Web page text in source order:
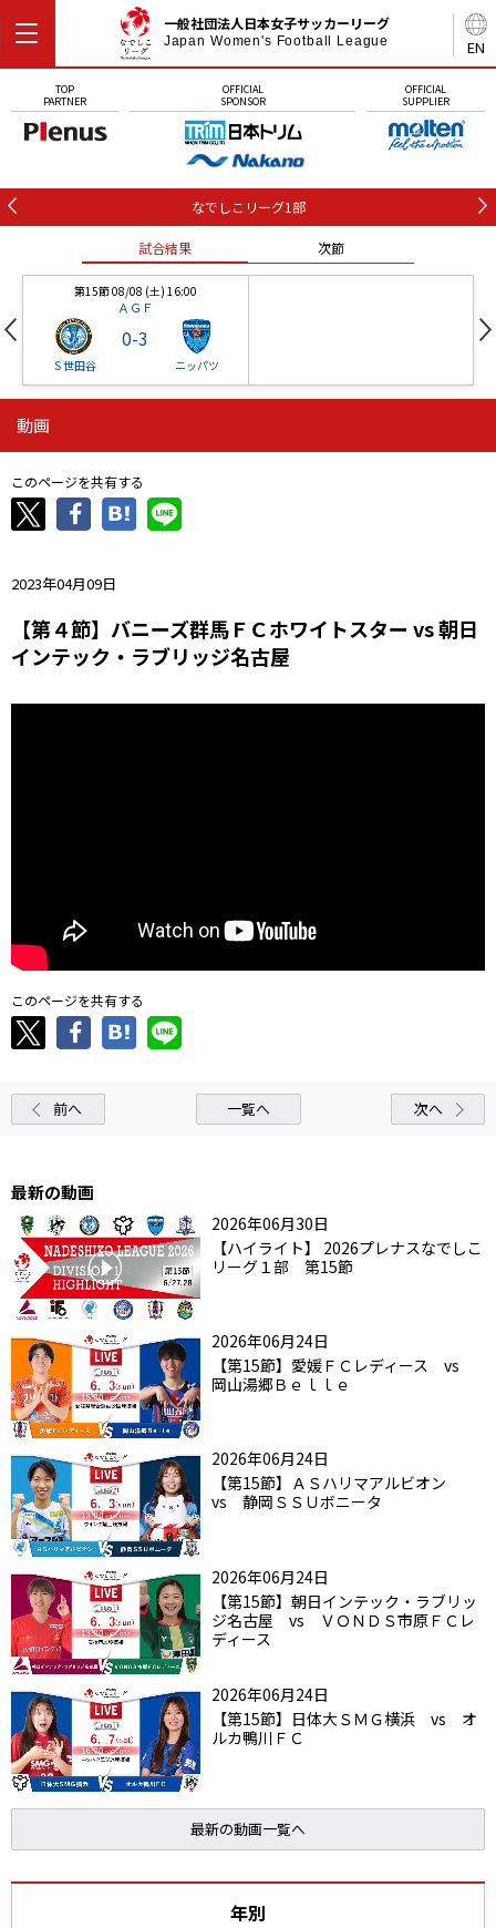
EN
一般社団法人日本女子サッカーリーグ
Japan Women's Football League
TOP
PARTNER
OFFICIAL
SPONSOR
OFFICIAL
SUPPLIER
なでしこリーグ1部
試合結果 次節
第15節 08/08 (土) 16:00
ＡＧＦ
Ｓ世田谷
0-3
ニッパツ
ニッパツ
ニッパツ
-
石人の星
動画
このページを共有する
2023年04月09日
【第４節】バニーズ群馬ＦＣホワイトスター vs 朝日
インテック・ラブリッジ名古屋
このページを共有する
前へ 一覧へ 次へ
最新の動画
2026年06月30日
【ハイライト】 2026プレナスなでしこ
リーグ１部 第15節
2026年06月24日
【第15節】愛媛ＦＣレディース vs
岡山湯郷Ｂｅｌｌｅ
2026年06月24日
【第15節】ＡＳハリマアルビオン
vs 静岡ＳＳＵボニータ
2026年06月24日
【第15節】朝日インテック・ラブリッ
ジ名古屋 vs ＶＯＮＤＳ市原ＦＣレ
ディース
2026年06月24日
【第15節】日体大ＳＭＧ横浜 vs オ
ルカ鴨川ＦＣ
最新の動画一覧へ
年別